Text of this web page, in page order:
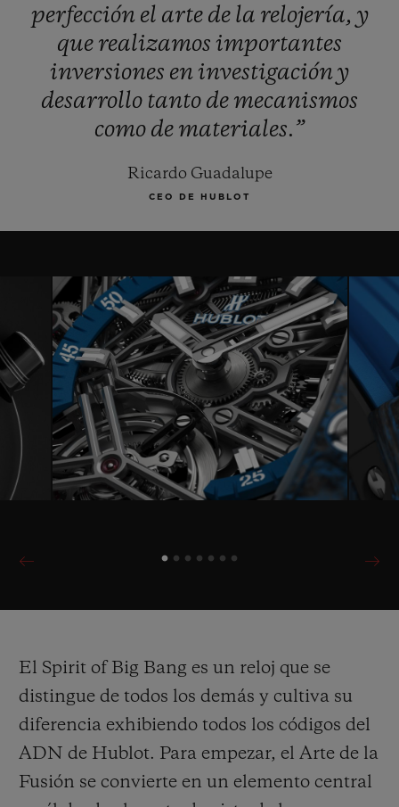
perfección el arte de la relojería, y
que realizamos importantes
inversiones eninvestigacióny
desarrollo tanto de mecanismos
como de materiales.”
Ricardo Guadalupe
CEO DE HUBLOT
El Spirit of Big Bang es un reloj que se
distingue de todos los demás y cultiva su
diferencia exhibiendo todos los códigos del
ADN de Hublot. Para empezar, el Arte de la
Fusión se convierte en un elemento central